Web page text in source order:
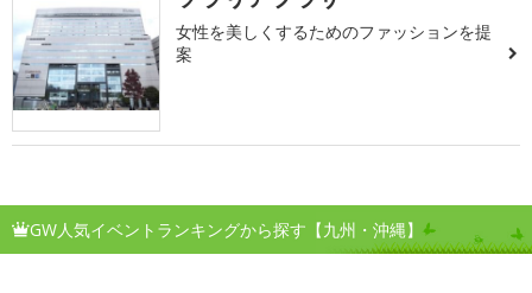
女性を美しくするためのファッションを提
案
GW人気イベントランキングから探す【九州・沖縄】